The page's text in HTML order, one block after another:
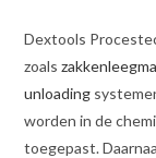
Dextools
zoals
unloading
worden in de
toegepast.